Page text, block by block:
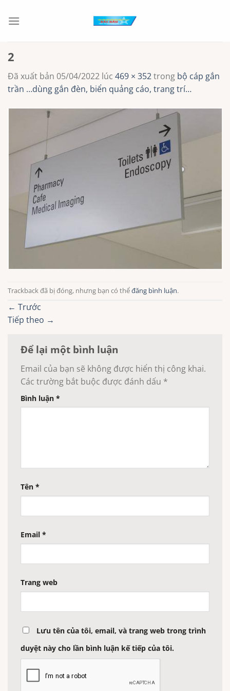
đến
2
Đã xuất bản 05/04/2022 lúc 469 × 352trong bộ cáp gắn
trần …dùng gắn đèn, biển quảng cáo, trang trí…
Trackback đã bị đóng, nhưng bạn có thểđăng bình luận.
← Trước
Tiếp theo →
Để lại một bình luận
Email của bạn sẽ không được hiển thị công khai.
Các trường bắt buộc được đánh dấu *
Bình luận *
Tên *
Email *
Trang web
Lưu tên của tôi, email, và trang web trong trình
duyệt này cho lần bình luận kế tiếp của tôi.